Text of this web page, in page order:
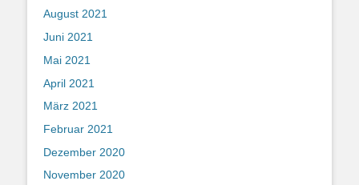
August 2021
Juni 2021
Mai 2021
April 2021
März 2021
Februar 2021
Dezember 2020
November 2020